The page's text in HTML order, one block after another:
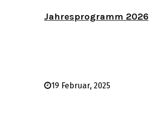
Jahresprogramm 2026
19 Februar, 2025